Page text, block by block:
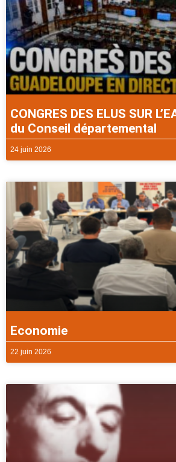
CONGRES DES ELUS SUR
du Conseil départemental
24 juin 2026
Economie
22 juin 2026